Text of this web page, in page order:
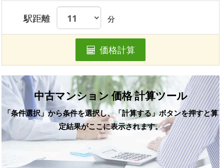
駅距離 分
価格計算
中古マンション 価格 計算ツール
「条件選択」から条件を選択し、「計算する」ボタンを押すと算
定結果がここに表示されます。